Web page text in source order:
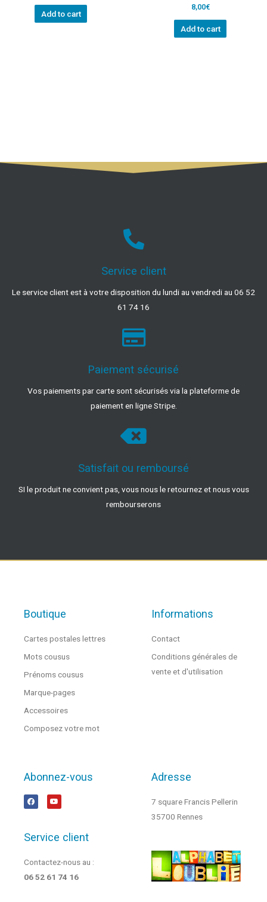
Add to cart
8,00€
Add to cart
Service client
Le service client est à votre disposition du lundi au vendredi au 06 52
61 74 16
Paiement sécurisé
Vos paiements par carte sont sécurisés via la plateforme de
paiement en ligne Stripe.
Satisfait ou remboursé
SI le produit ne convient pas, vous nous le retournez et nous vous
rembourserons
Boutique
Cartes postales lettres
Mots cousus
Prénoms cousus
Marque-pages
Accessoires
Composez votre mot
Informations
Contact
Conditions générales de
vente et d'utilisation
Abonnez-vous
Service client
Contactez-nous au :
06 52 61 74 16
Adresse
7 square Francis Pellerin
35700 Rennes